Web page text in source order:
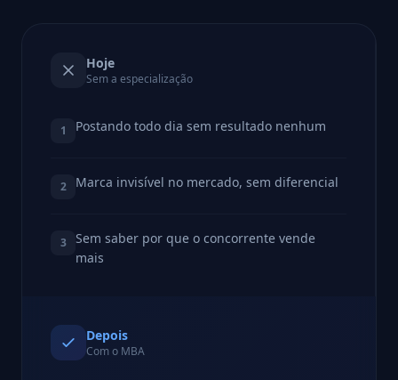
Hoje
Sem a especialização
1 Postando todo dia sem resultado nenhum
2 Marca invisível no mercado, sem diferencial
3
Sem saber por que o concorrente vende
mais
Depois
Com o MBA